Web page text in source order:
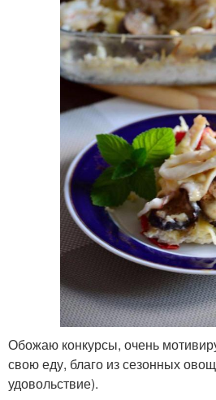
Обожаю конкурсы, очень
свою еду, благо из сезонных
удовольствие).